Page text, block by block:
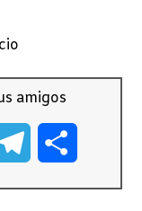
amigos
Telegram